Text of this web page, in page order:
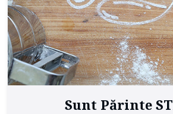
Sunt Părinte